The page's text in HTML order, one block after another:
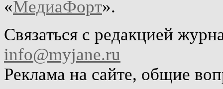
«МедиаФорт».
Связаться с редакцией
info@myjane.ru
Реклама на сайте, общие